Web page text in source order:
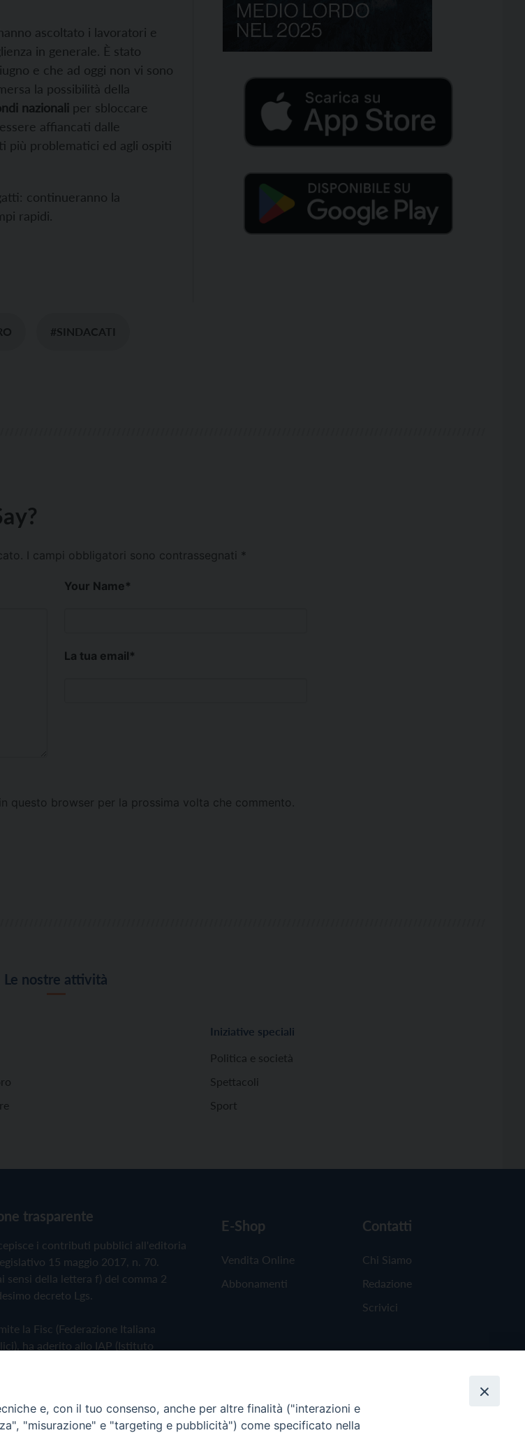
ascoltato i lavoratori e
in generale. È stato
e che ad oggi non vi sono
la possibilità della
nazionali per sbloccare
affiancati dalle
più problematici ed agli ospiti
continueranno la
rapidi.
#SINDACATI
I campi obbligatori sono contrassegnati *
Your Name*
La tua email*
questo browser per la prossima volta che commento.
Le nostre attività
Iniziative speciali
Politica e società
Spettacoli
Sport
trasparente
i contributi pubblici all'editoria
15 maggio 2017, n. 70.
sensi della lettera f) del comma 2
decreto Lgs.
la Fisc (Federazione Italiana
ha aderito allo IAP (Istituto
Cookie Policy
E-Shop
Vendita Online
Abbonamenti
Contatti
Chi Siamo
Redazione
Scrivici
e, con il tuo consenso, anche per altre finalità ("interazioni e
"misurazione" e "targeting e pubblicità") come specificato nella